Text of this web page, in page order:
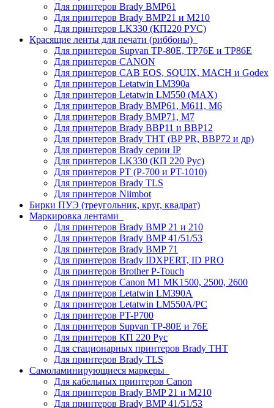
Для принтеров Brady BMP61
Для принтеров Brady BMP21 и M210
Для принтеров LK330 (КП220 РУС)
Красящие ленты для печати (риббоны)
Для принтеров Supvan TP-80E, TP76E и TP86E
Для принтеров CANON
Для принтеров CAB EOS, SQUIX, MACH и Godex
Для принтеров Letatwin LM390a
Для принтеров Letatwin LM550 (MAX)
Для принтеров Brady BMP61, M611, M6
Для принтеров Brady BMP71, M7
Для принтеров Brady BBP11 и BBP12
Для принтеров Brady THT (BP PR, BBP72 и др)
Для принтеров Brady серии IP
Для принтеров LK330 (КП 220 Рус)
Для принтеров PT (P-700 и PT-1010)
Для принтеров Brady TLS
Для принтеров Niimbot
Бирки ПУЭ (треугольник, круг, квадрат)
Маркировка лентами
Для принтеров Brady BMP 21 и 210
Для принтеров Brady BMP 41/51/53
Для принтеров Brady BMP 71
Для принтеров Brady IDXPERT, ID PRO
Для принтеров Brother P-Touch
Для принтеров Canon M1 MK1500, 2500, 2600
Для принтеров Letatwin LM390A
Для принтеров Letatwin LM550A/PC
Для принтеров PT-P700
Для принтеров Supvan TP-80E и 76E
Для принтеров КП 220 Рус
Для стационарных принтеров Brady THT
Для принтеров Brady TLS
Самоламинирующиеся маркеры
Для кабельных принтеров Canon
Для принтеров Brady BMP 21 и M210
Для принтеров Brady BMP 41/51/53